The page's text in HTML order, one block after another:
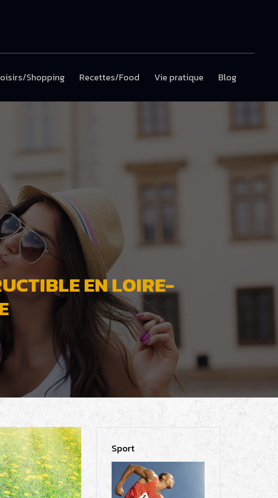
Shopping Recettes/Food Vie pratique Blog
EN LOIRE-
Sport